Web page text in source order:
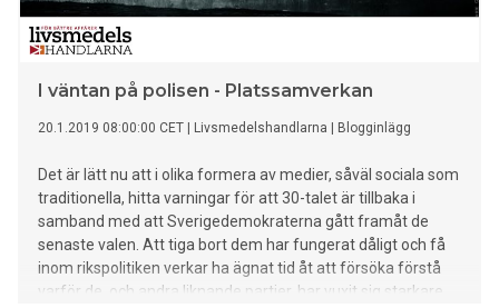
I väntan på polisen - Platssamverkan
20.1.2019 08:00:00 CET Livsmedelshandlarna Blogginlägg
Det är lätt nu att i olika formera av medier, såväl sociala som
traditionella, hitta varningar för att 30-talet är tillbaka i
samband med att Sverigedemokraterna gått framåt de
senaste valen. Att tiga bort dem har fungerat dåligt och få
inom rikspolitiken verkar ha ägnat tid åt att försöka förstå
varför de, och andra liknande partier, har vuxit sig starkare